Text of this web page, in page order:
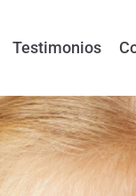
Testimonios